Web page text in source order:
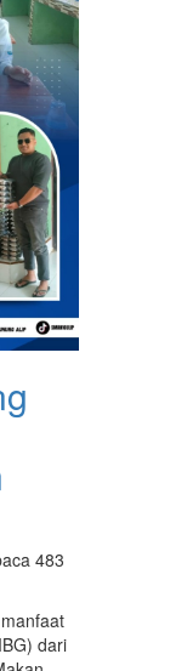
483
dari